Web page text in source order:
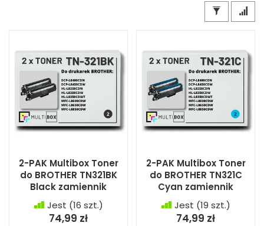
2-PAK Multibox Toner
do BROTHER TN321BK
Black zamiennik
Jest (16 szt.)
74,99 zł
2-PAK Multibox Toner
do BROTHER TN321C
Cyan zamiennik
Jest (19 szt.)
74,99 zł